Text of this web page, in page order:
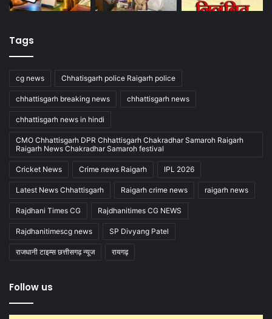
Tags
cg news Chhatisgarh police Raigarh police
chhattisgarh breaking news chhattisgarh news
chhattisgarh news in hindi
CMO Chhattisgarh DPR Chhattisgarh Chakradhar Samaroh Raigarh
Raigarh News Chakradhar Samaroh festival
Cricket News Crime news Raigarh IPL 2026
Latest News Chhattisgarh Raigarh crime news raigarh news
Rajdhani Times CG Rajdhanitimes CG NEWS
Rajdhanitimescg news SP Divyang Patel
राजधानी टाइम्स छत्तीसगढ़ न्यूज रायगढ़
Follow us